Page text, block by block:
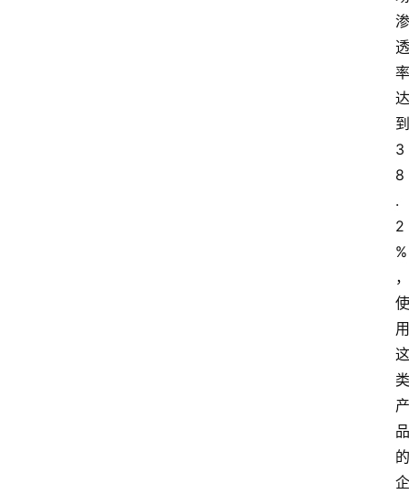
渗
透
率
达
到
3
8
.
2
%
，
使
用
这
类
产
品
的
企